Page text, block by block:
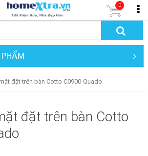
0
PHẨM
đặt trên bàn Cotto C0900-Quado
đặt trên bàn Cotto